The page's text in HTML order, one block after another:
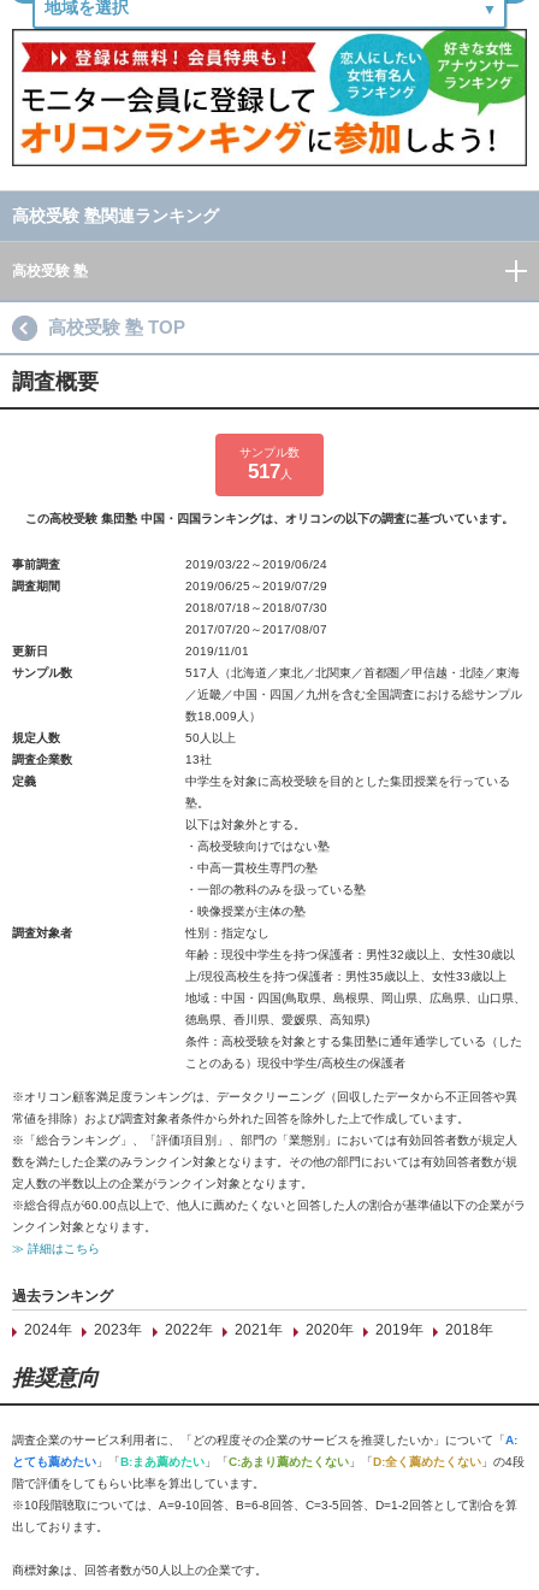
高校受験 塾関連ランキング
高校受験 塾
高校受験 塾 TOP
調査概要
サンプル数
517 人
この高校受験 集団塾 中国・四国ランキングは、オリコンの以下の調査に基づいています。
事前調査
2019/03/22～2019/06/24
調査期間
2019/06/25～2019/07/29
2018/07/18～2018/07/30
2017/07/20～2017/08/07
更新日
2019/11/01
サンプル数
517人（北海道／東北／北関東／首都圏／甲信越・北陸／東海
／近畿／中国・四国／九州を含む全国調査における総サンプル
数18,009人）
規定人数
50人以上
調査企業数
13社
定義
中学生を対象に高校受験を目的とした集団授業を行っている
塾。
以下は対象外とする。
・高校受験向けではない塾
・中高一貫校生専門の塾
・一部の教科のみを扱っている塾
・映像授業が主体の塾
調査対象者
性別：指定なし
年齢：現役中学生を持つ保護者：男性32歳以上、女性30歳以
上/現役高校生を持つ保護者：男性35歳以上、女性33歳以上
地域：中国・四国(鳥取県、島根県、岡山県、広島県、山口県、
徳島県、香川県、愛媛県、高知県)
条件：高校受験を対象とする集団塾に通年通学している（した
ことのある）現役中学生/高校生の保護者
※オリコン顧客満足度ランキングは、データクリーニング（回収したデータから不正回答や異
常値を排除）および調査対象者条件から外れた回答を除外した上で作成しています。
※「総合ランキング」、「評価項目別」、部門の「業態別」においては有効回答者数が規定人
数を満たした企業のみランクイン対象となります。その他の部門においては有効回答者数が規
定人数の半数以上の企業がランクイン対象となります。
※総合得点が60.00点以上で、他人に薦めたくないと回答した人の割合が基準値以下の企業がラ
ンクイン対象となります。
≫ 詳細はこちら
過去ランキング
2024年
2023年 2022年 2021年 2020年 2019年 2018年
推奨意向
調査企業のサービス利用者に、「どの程度その企業のサービスを推奨したいか」について「A:
とても薦めたい 」「B:まあ薦めたい 」「C:あまり薦めたくない 」「D:全く薦めたくない 」の4段
階で評価をしてもらい比率を算出しています。
※10段階聴取については、A=9-10回答、B=6-8回答、C=3-5回答、D=1-2回答として割合を算
出しております。
商標対象は、回答者数が50人以上の企業です。